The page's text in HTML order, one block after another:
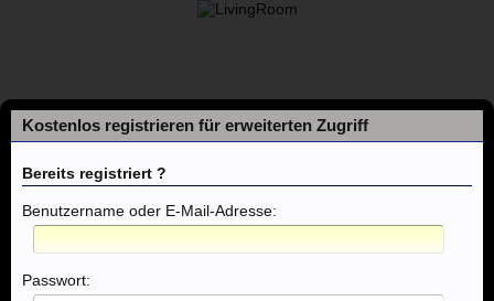
Foren
Themen mit aktuellen Beiträgen
Kostenlos registrieren für erweiterten Zugriff
Bereits registriert ?
Benutzername oder E-Mail-Adresse:
Passwort: